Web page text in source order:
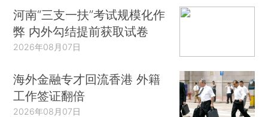
河南“三支一扶”考试规模化作
弊 内外勾结提前获取试卷
2026年08月07日
海外金融专才回流香港 外籍
工作签证翻倍
2026年08月07日